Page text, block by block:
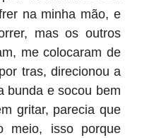
na minha mão, e
mas os outros
me colocaram de
tras, direcionou a
bunda e socou bem
gritar, parecia que
meio, isso porque